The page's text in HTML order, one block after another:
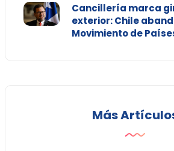
Cancillería marca
exterior: Chile
Movimiento de
Más